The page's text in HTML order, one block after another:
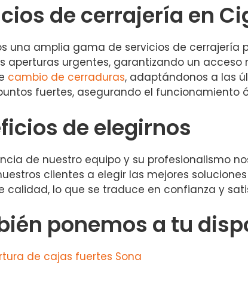
de cerrajería en
una amplia gama de servicios de cerrajería
aperturas urgentes, garantizando un
cambio de cerraduras, adaptándonos a las
fuertes, asegurando el funcionamiento
de elegirnos
de nuestro equipo y su profesionalismo
clientes a elegir las mejores
calidad, lo que se traduce en confianza y
ponemos a tu
de cajas fuertes Sona